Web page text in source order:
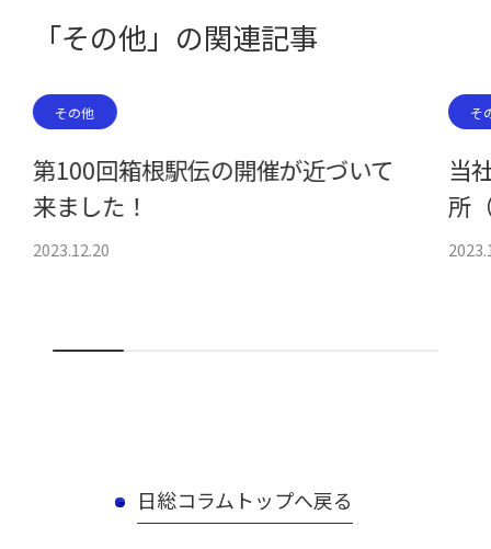
「その他」の関連記事
その他
第100回箱根駅伝の開催が近づいて
来ました！
2023.12.20
そ
当
所
日総コラムトップへ戻る